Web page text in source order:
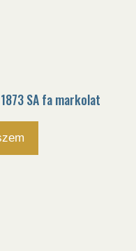
SA fa markolat